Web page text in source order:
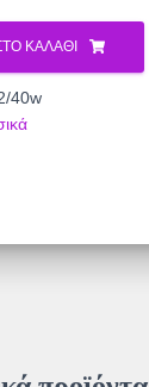
ΚΑΛΆΘΙ
40w